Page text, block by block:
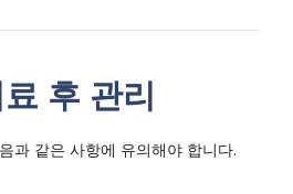
후 관리
과 같은 사항에 유의해야 합니다.